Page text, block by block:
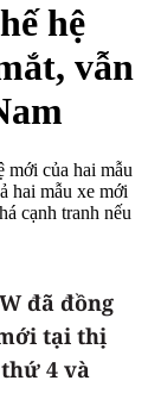
hệ
vẫn
của hai mẫu
hai mẫu xe mới
cạnh tranh nếu
đã đồng
tại thị
4 và